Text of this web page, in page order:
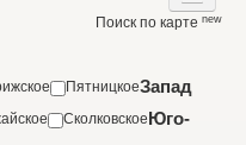
Поиск по карте new
ПятницкоеЗапад
СколковскоеЮго-